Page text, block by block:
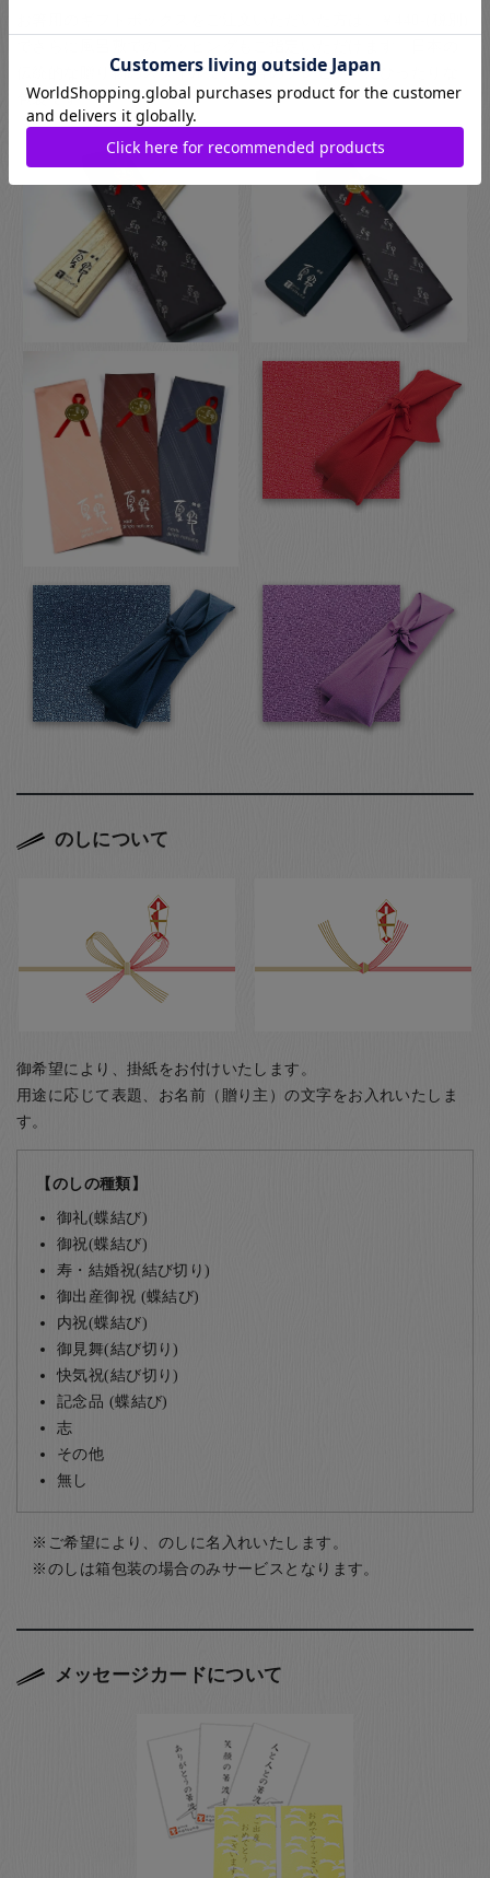
伝統的な贈り物のスタイルで、お箸のプレゼントにぴったりな
包装です。
のしについて
御希望により、掛紙をお付けいたします。
用途に応じて表題、お名前（贈り主）の文字をお入れいたしま
す。
【のしの種類】
御礼(蝶結び)
御祝(蝶結び)
寿・結婚祝(結び切り)
御出産御祝 (蝶結び)
内祝(蝶結び)
御見舞(結び切り)
快気祝(結び切り)
記念品 (蝶結び)
志
その他
無し
ご希望により、のしに名入れいたします。
のしは箱包装の場合のみサービスとなります。
メッセージカードについて